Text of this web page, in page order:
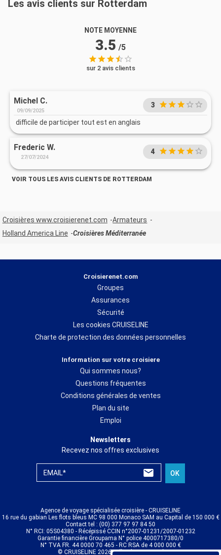
Les avis clients sur Rotterdam
NOTE MOYENNE
3.5 /5
sur 2 avis clients
Michel C.
09/09/2025
3
difficile de participer tout est en anglais
Frederic W.
27/07/2024
4
VOIR TOUS LES AVIS CLIENTS DE ROTTERDAM
Croisières www.croisierenet.com
Armateurs
Holland America Line
Croisières Méditerranée
Croisierenet.com
Groupes
Assurances
Sécurité
Les cookies CRUISELINE
Charte de protection des données personnelles
Information sur votre croisiere
Qui sommes nous?
Questions fréquentes
Conditions générales de ventes
Plan du site
Emploi
Newsletters
Recevez nos offres exclusives
EMAIL* OK
Agence de voyage spécialisée croisière - CRUISELINE
16 rue du gabian Les flots bleus MC 98 000 Monaco SAM au Capital de 150 000 €
Contact tel : (00) 377 97 97 84 50
N° RCI: 05S04380 - Récépissé CCIN n°2007-01231/2007-01232
Garantie financière Groupama N° police 4000717380/0
N° TVA FR. 44 0000 70 465 - RC RSA de 4 000 000 €
© CRUISELINE 2026 - all rights reserved